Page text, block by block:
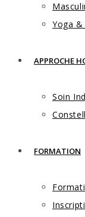
Yoga
APPROCHE
Soin
FORMATION